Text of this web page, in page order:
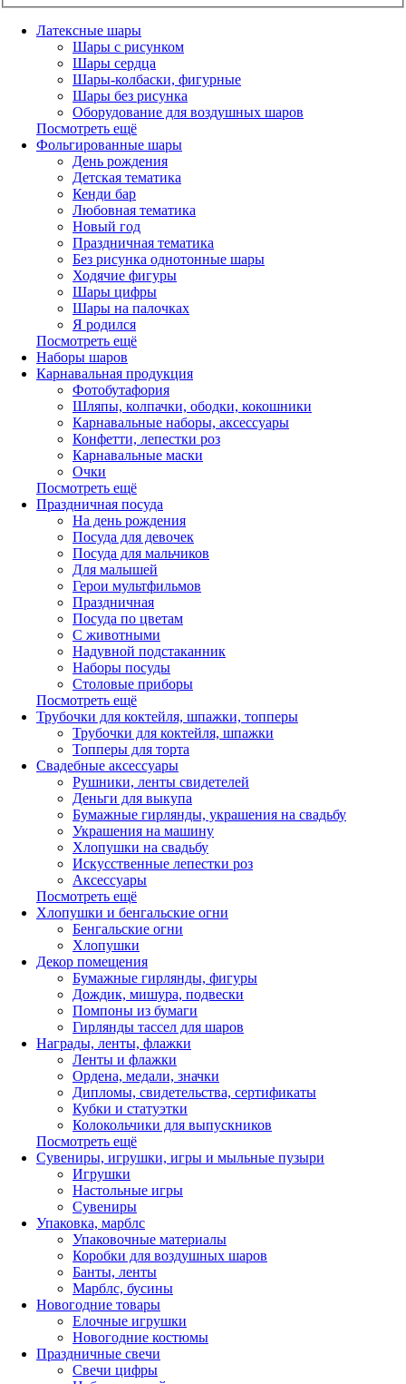
Латексные шары
Шары с рисунком
Шары сердца
Шары-колбаски, фигурные
Шары без рисунка
Оборудование для воздушных шаров
Посмотреть ещё
Фольгированные шары
День рождения
Детская тематика
Кенди бар
Любовная тематика
Новый год
Праздничная тематика
Без рисунка однотонные шары
Ходячие фигуры
Шары цифры
Шары на палочках
Я родился
Посмотреть ещё
Наборы шаров
Карнавальная продукция
Фотобутафория
Шляпы, колпачки, ободки, кокошники
Карнавальные наборы, аксессуары
Конфетти, лепестки роз
Карнавальные маски
Очки
Посмотреть ещё
Праздничная посуда
На день рождения
Посуда для девочек
Посуда для мальчиков
Для малышей
Герои мультфильмов
Праздничная
Посуда по цветам
С животными
Надувной подстаканник
Наборы посуды
Столовые приборы
Посмотреть ещё
Трубочки для коктейля, шпажки, топперы
Трубочки для коктейля, шпажки
Топперы для торта
Свадебные аксессуары
Рушники, ленты свидетелей
Деньги для выкупа
Бумажные гирлянды, украшения на свадьбу
Украшения на машину
Хлопушки на свадьбу
Искусственные лепестки роз
Аксессуары
Посмотреть ещё
Хлопушки и бенгальские огни
Бенгальские огни
Хлопушки
Декор помещения
Бумажные гирлянды, фигуры
Дождик, мишура, подвески
Помпоны из бумаги
Гирлянды тассел для шаров
Награды, ленты, флажки
Ленты и флажки
Ордена, медали, значки
Дипломы, свидетельства, сертификаты
Кубки и статуэтки
Колокольчики для выпускников
Посмотреть ещё
Сувениры, игрушки, игры и мыльные пузыри
Игрушки
Настольные игры
Сувениры
Упаковка, марблс
Упаковочные материалы
Коробки для воздушных шаров
Банты, ленты
Марблс, бусины
Новогодние товары
Елочные игрушки
Новогодние костюмы
Праздничные свечи
Свечи цифры